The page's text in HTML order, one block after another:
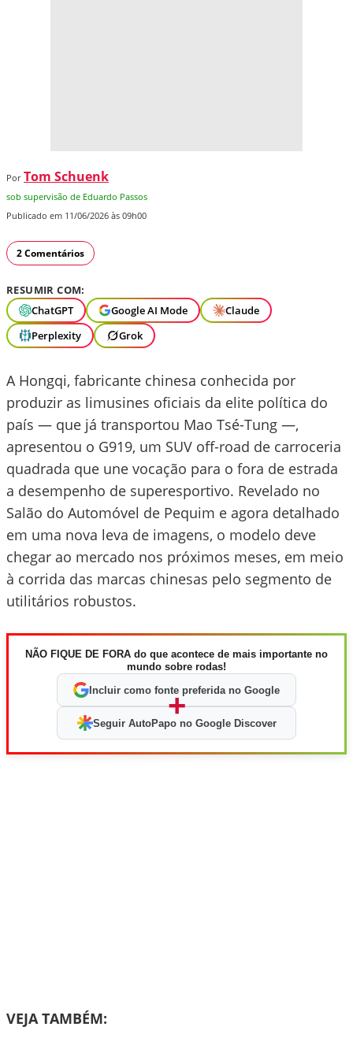
Por Tom Schuenk
sob supervisão de Eduardo Passos
Publicado em 11/06/2026 às 09h00
2 Comentários
RESUMIR COM:
ChatGPT
Google AI Mode
Claude
Perplexity
Grok
A Hongqi, fabricante chinesa conhecida por
produzir as limusines oficiais da elite política do
país — que já transportou Mao Tsé-Tung —,
apresentou o G919, um SUV off-road de carroceria
quadrada que une vocação para o fora de estrada
a desempenho de superesportivo. Revelado no
Salão do Automóvel de Pequim e agora detalhado
em uma nova leva de imagens, o modelo deve
chegar ao mercado nos próximos meses, em meio
à corrida das marcas chinesas pelo segmento de
utilitários robustos.
NÃO FIQUE DE FORA do que acontece de mais importante no
mundo sobre rodas!
Incluir como fonte preferida no Google
+
Seguir AutoPapo no Google Discover
VEJA TAMBÉM: